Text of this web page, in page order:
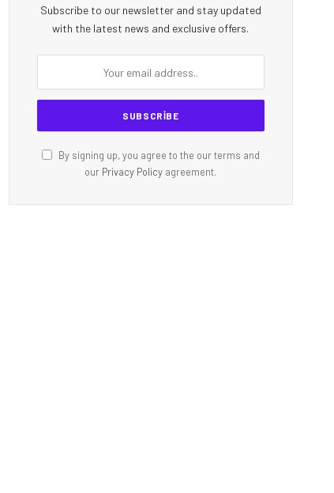
Subscribe to our newsletter and stay updated
with the latest news and exclusive offers.
By signing up, you agree to the our terms and
our Privacy Policy agreement.